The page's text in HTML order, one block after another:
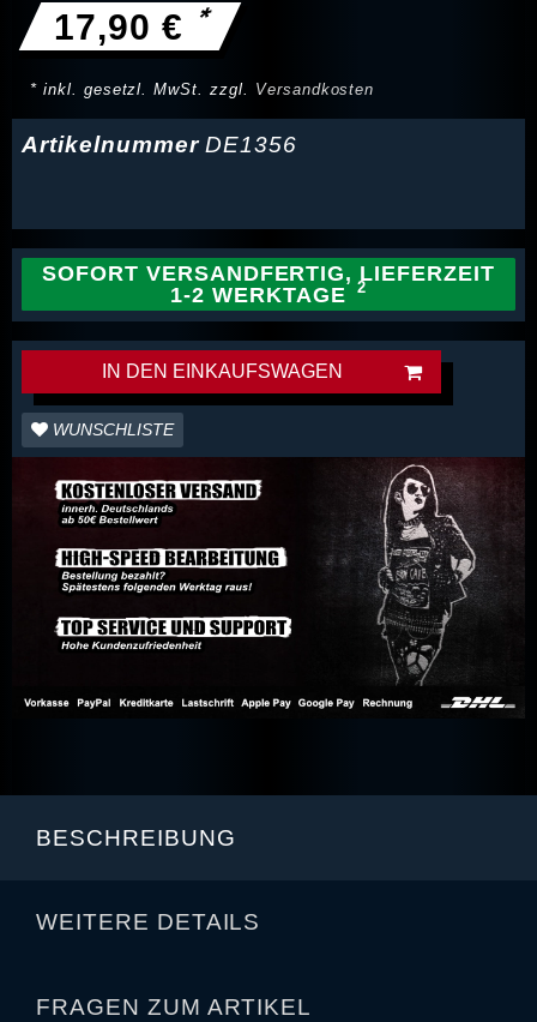
17,90 € *
* inkl. gesetzl. MwSt. zzgl. Versandkosten
ArtikelnummerDE1356
SOFORT VERSANDFERTIG, LIEFERZEIT
1-2 WERKTAGE
IN DEN EINKAUFSWAGEN
WUNSCHLISTE
BESCHREIBUNG
WEITERE DETAILS
FRAGEN ZUM ARTIKEL